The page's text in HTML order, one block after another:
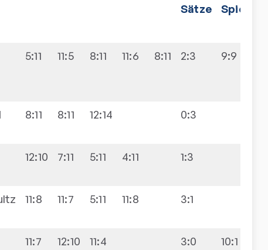
Sätze Spiele
5:11 11:5 8:11 11:6 8:11 2:3 9:9
8:11 8:11 12:14 0:3
12:10 7:11 5:11 4:11 1:3
11:8 11:7 5:11 11:8 3:1
11:7 12:10 11:4 3:0 10:1